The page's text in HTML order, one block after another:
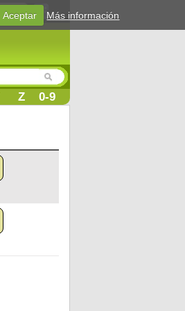
Login
Z 0-9
Aceptar Más información